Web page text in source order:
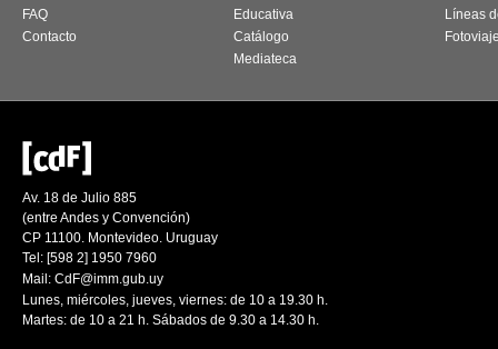
FAQ
Contacto
Educativa
Catálogo
Mediateca
Líneas
Av. 18 de Julio 885
(entre Andes y Convención)
CP 11100. Montevideo. Uruguay
Tel: [598 2] 1950 7960
Mail: CdF@imm.gub.uy
Lunes, miércoles, jueves, viernes: de 10 a 19.30 h.
Martes: de 10 a 21 h. Sábados de 9.30 a 14.30 h.